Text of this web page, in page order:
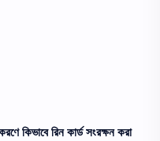
কিভাবে রিন কার্ড সংরক্ষন করা